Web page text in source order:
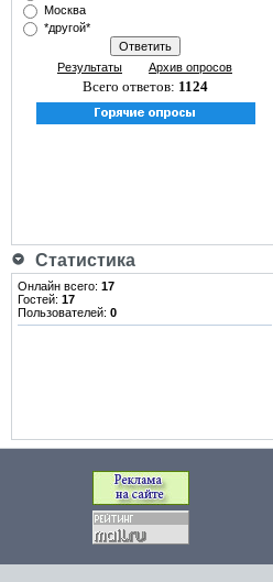
Москва
*другой*
Результаты Архив опросов
Всего ответов: 1124
Статистика
Онлайн всего: 17
Гостей: 17
Пользователей: 0